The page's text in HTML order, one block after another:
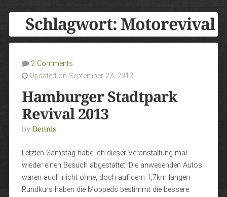
Schlagwort: Motorevival
2 Comments
Updated on September 23, 2013
Hamburger Stadtpark
Revival 2013
by Dennis
Letzten Samstag habe ich dieser Veranstaltung mal
wieder einen Besuch abgestattet. Die anwesenden Autos
waren auch nicht ohne, doch auf dem 1,7km langen
Rundkurs haben die Moppeds bestimmt die bessere